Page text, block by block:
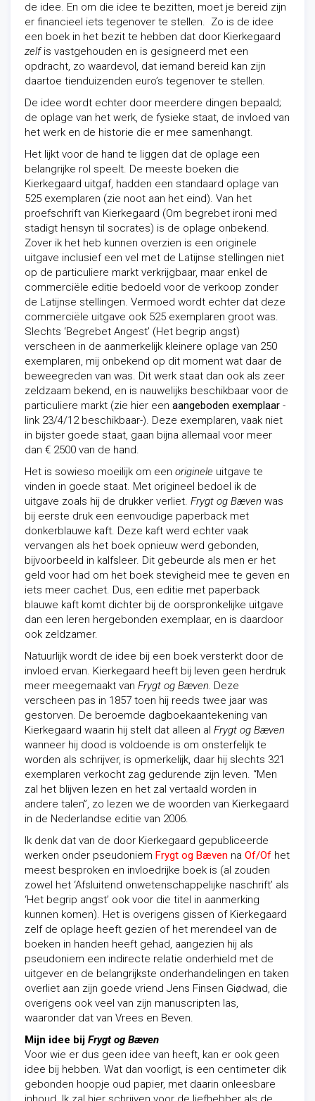
de idee. En om die idee te bezitten, moet je bereid zijn
er financieel iets tegenover te stellen. Zo is de idee
een boek in het bezit te hebben dat door Kierkegaard
zelfis vastgehouden en is gesigneerd met een
opdracht, zo waardevol, dat iemand bereid kan zijn
daartoe tienduizenden euro’s tegenover te stellen.
De idee wordt echter door meerdere dingen bepaald;
de oplage van het werk, de fysieke staat, de invloed van
het werk en de historie die er mee samenhangt.
Het lijkt voor de hand te liggen dat de oplage een
belangrijke rol speelt. De meeste boeken die
Kierkegaard uitgaf, hadden een standaard oplage van
525 exemplaren (zie noot aan het eind). Van het
proefschrift van Kierkegaard (Om begrebet ironi med
stadigt hensyn til socrates) is de oplage onbekend.
Zover ik het heb kunnen overzien is een originele
uitgave inclusief een vel met de Latijnse stellingen niet
op de particuliere markt verkrijgbaar, maar enkel de
commerciële editie bedoeld voor de verkoop zonder
de Latijnse stellingen. Vermoed wordt echter dat deze
commerciële uitgave ook 525 exemplaren groot was.
Slechts ‘Begrebet Angest’ (Het begrip angst)
verscheen in de aanmerkelijk kleinere oplage van 250
exemplaren, mij onbekend op dit moment wat daar de
beweegreden van was. Dit werk staat dan ook als zeer
zeldzaam bekend, en is nauwelijks beschikbaar voor de
particuliere markt (zie hier een aangeboden exemplaar -
link 23/4/12 beschikbaar-). Deze exemplaren, vaak niet
in bijster goede staat, gaan bijna allemaal voor meer
dan € 2500 van de hand.
Het is sowieso moeilijk om een originele uitgave te
vinden in goede staat. Met origineel bedoel ik de
uitgave zoals hij de drukker verliet. Frygt og Bæven was
bij eerste druk een eenvoudige paperback met
donkerblauwe kaft. Deze kaft werd echter vaak
vervangen als het boek opnieuw werd gebonden,
bijvoorbeeld in kalfsleer. Dit gebeurde als men er het
geld voor had om het boek stevigheid mee te geven en
iets meer cachet. Dus, een editie met paperback
blauwe kaft komt dichter bij de oorspronkelijke uitgave
dan een leren hergebonden exemplaar, en is daardoor
ook zeldzamer.
Natuurlijk wordt de idee bij een boek versterkt door de
invloed ervan. Kierkegaard heeft bij leven geen herdruk
meer meegemaakt van Frygt og Bæven. Deze
verscheen pas in 1857 toen hij reeds twee jaar was
gestorven. De beroemde dagboekaantekening van
Kierkegaard waarin hij stelt dat alleen al Frygt og Bæven
wanneer hij dood is voldoende is om onsterfelijk te
worden als schrijver, is opmerkelijk, daar hij slechts 321
exemplaren verkocht zag gedurende zijn leven. “Men
zal het blijven lezen en het zal vertaald worden in
andere talen”, zo lezen we de woorden van Kierkegaard
in de Nederlandse editie van 2006.
Ik denk dat van de door Kierkegaard gepubliceerde
werken onder pseudoniem Frygt og Bæven na Of/Of het
meest besproken en invloedrijke boek is (al zouden
zowel het ‘Afsluitend onwetenschappelijke naschrift’ als
‘Het begrip angst’ ook voor die titel in aanmerking
kunnen komen). Het is overigens gissen of Kierkegaard
zelf de oplage heeft gezien of het merendeel van de
boeken in handen heeft gehad, aangezien hij als
pseudoniem een indirecte relatie onderhield met de
uitgever en de belangrijkste onderhandelingen en taken
overliet aan zijn goede vriend Jens Finsen Giødwad, die
overigens ook veel van zijn manuscripten las,
waaronder dat van Vrees en Beven.
Mijn idee bij Frygt og Bæven
Voor wie er dus geen idee van heeft, kan er ook geen
idee bij hebben. Wat dan voorligt, is een centimeter dik
gebonden hoopje oud papier, met daarin onleesbare